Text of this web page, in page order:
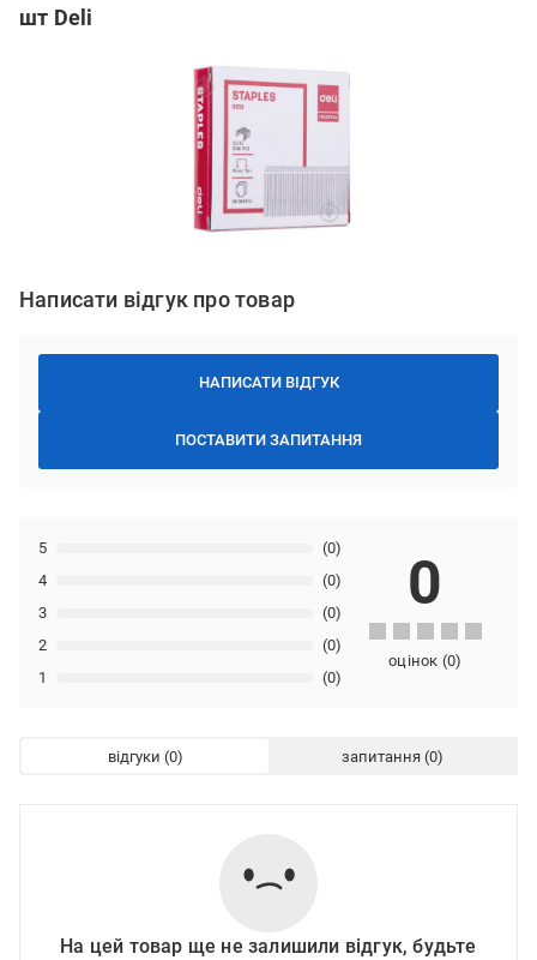
шт Deli
Написати відгук про товар
НАПИСАТИ ВІДГУК
ПОСТАВИТИ ЗАПИТАННЯ
1 (0)
2 (0)
3 (0)
4 (0)
5 (0)
0
оцінок (0)
відгуки запитання
На цей товар ще не залишили відгук, будьте